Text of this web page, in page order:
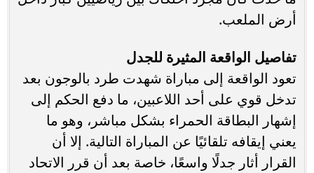
أرض الملعب.
تفاصيل الواقعة المثيرة للجدل
تعود الواقعة إلى مباراة شهدت طرد بالوجون بعد
تدخل قوي على أحد اللاعبين، ما دفع الحكم إلى
إشهار البطاقة الحمراء بشكل مباشر، وهو ما
يعني إيقافه تلقائيًا عن المباراة التالية. إلا أن
القرار أثار جدلًا واسعًا، خاصة بعد أن قرر الاتحاد